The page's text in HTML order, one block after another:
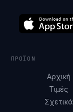
ΠΡΟΪΌΝ
Αρχική
Τιμές
Σχετικά